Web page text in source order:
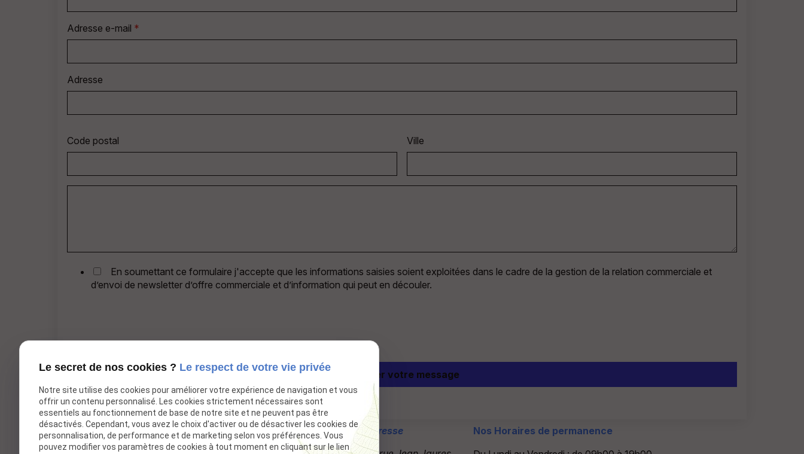
Adresse e-mail *
Adresse
Code postal Ville
En soumettant ce formulaire j'accepte que les informations saisies soient exploitées dans le cadre de la gestion de la relation commerciale et
d’envoi de newsletter d’offre commerciale et d’information qui peut en découler.
*Champs requis
Centre de formation nautique à Croix,
Téléphone
Adresse
Nos Horaires de permanence
Le secret de nos cookies ? Le respect de votre vie privée
Notre site utilise des cookies pour améliorer votre expérience de navigation et vous
offrir un contenu personnalisé. Les cookies strictement nécessaires sont
essentiels au fonctionnement de base de notre site et ne peuvent pas être
désactivés. Cependant, vous avez le choix d'activer ou de désactiver les cookies de
personnalisation, de performance et de marketing selon vos préférences. Vous
pouvez modifier vos paramètres de cookies à tout moment en cliquant sur le lien